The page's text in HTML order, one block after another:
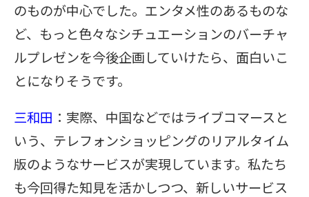
のものが中心でした。エンタメ性のあるものな
ど、もっと色々なシチュエーションのバーチャ
ルプレゼンを今後企画していけたら、面白いこ
とになりそうです。
三和田 ：実際、中国などではライブコマースと
いう、テレフォンショッピングのリアルタイム
版のようなサービスが実現しています。私たち
も今回得た知見を活かしつつ、新しいサービス